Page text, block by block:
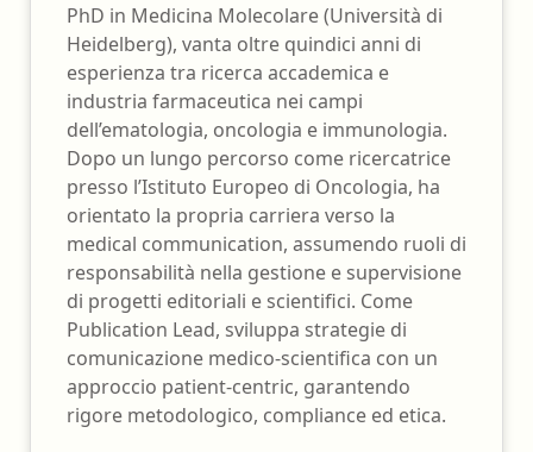
PhD in Medicina Molecolare (Università di
Heidelberg), vanta oltre quindici anni di
esperienza tra ricerca accademica e
industria farmaceutica nei campi
dell’ematologia, oncologia e immunologia.
Dopo un lungo percorso come ricercatrice
presso l’Istituto Europeo di Oncologia, ha
orientato la propria carriera verso la
medical communication, assumendo ruoli di
responsabilità nella gestione e supervisione
di progetti editoriali e scientifici. Come
Publication Lead, sviluppa strategie di
comunicazione medico-scientifica con un
approccio patient-centric, garantendo
rigore metodologico, compliance ed etica.